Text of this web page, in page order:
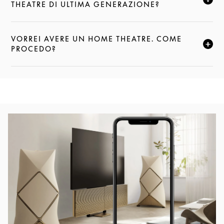
THEATRE DI ULTIMA GENERAZIONE?
FAI CLIC PER ESPANDERE QUESTA DESCRIZIONE E
VORREI AVERE UN HOME THEATRE. COME
PROCEDO?
FAI CLIC PER ESPANDERE QUESTA DESCRIZIONE E